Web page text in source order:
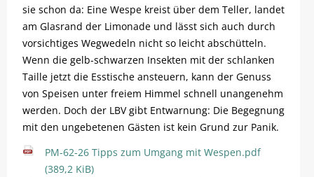
sie schon da: Eine Wespe kreist über dem Teller, landet
am Glasrand der Limonade und lässt sich auch durch
vorsichtiges Wegwedeln nicht so leicht abschütteln.
Wenn die gelb-schwarzen Insekten mit der schlanken
Taille jetzt die Esstische ansteuern, kann der Genuss
von Speisen unter freiem Himmel schnell unangenehm
werden. Doch der LBV gibt Entwarnung: Die Begegnung
mit den ungebetenen Gästen ist kein Grund zur Panik.
PM-62-26 Tipps zum Umgang mit Wespen.pdf
(389,2 KiB)